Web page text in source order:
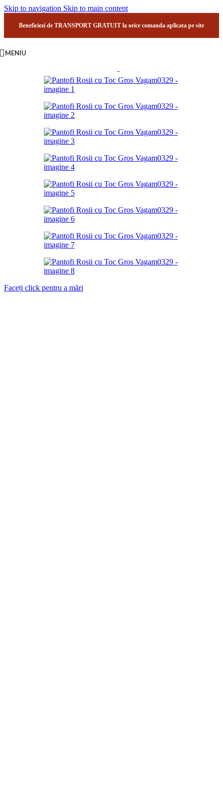
Skip to navigation Skip to main content
Beneficiezi de TRANSPORT GRATUIT la orice comanda aplicata pe site
MENIU
Faceți click pentru a mări